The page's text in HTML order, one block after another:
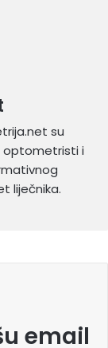
su
optometristi i
liječnika.
email